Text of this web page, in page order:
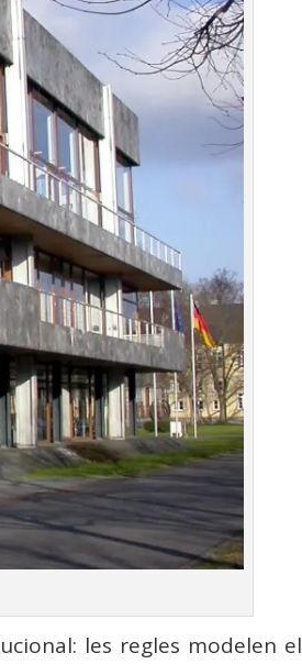
les regles modelen el